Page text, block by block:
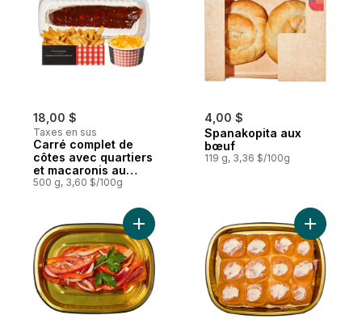
18,00 $
Taxes en sus
Carré complet de
côtes avec quartiers
et macaronis au
fromage
500 g, 3,60 $/100g
4,00 $
Spanakopita aux
bœuf
119 g, 3,36 $/100g
Ajouter Fajita au poulet, 1 morceau au
Ajouter